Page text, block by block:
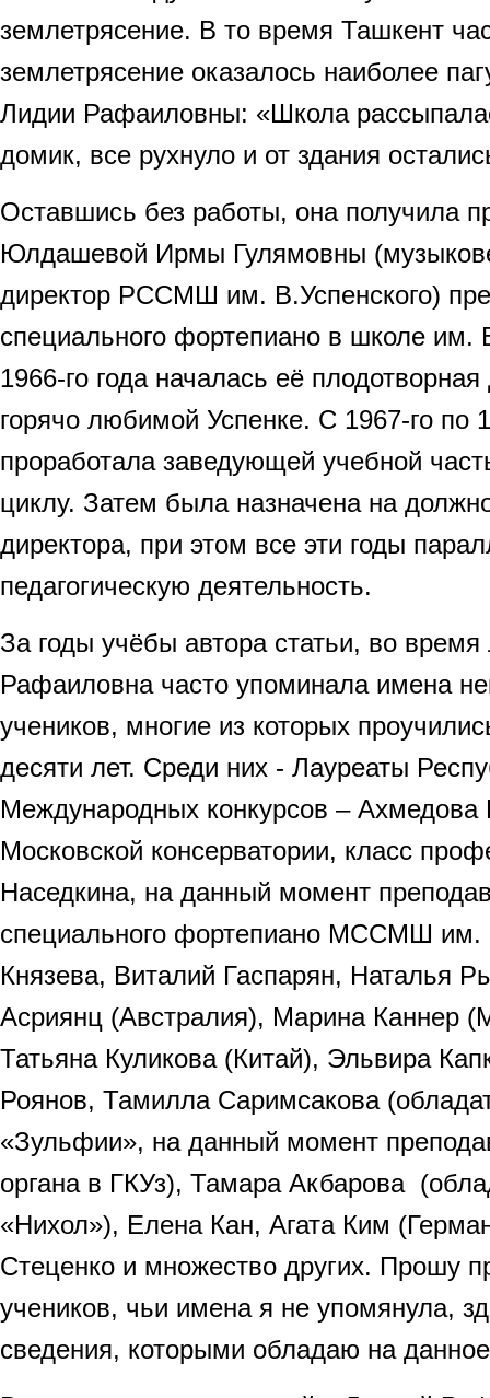
землетрясение. В то время Ташкент
землетрясение оказалось наиболее
Лидии Рафаиловны: «Школа
домик, все рухнуло и от здания
Оставшись без работы, она получила
Юлдашевой Ирмы Гулямовны
директор РССМШ им. В.Успенского)
специального фортепиано в школе им.
1966-го года началась её
горячо любимой Успенке. С 1967-го по
проработала заведующей учебной
циклу. Затем была назначена на
директора, при этом все эти годы
педагогическую деятельность.
За годы учёбы автора статьи, во
Рафаиловна часто упоминала имена
учеников, многие из которых
десяти лет. Среди них - Лауреаты
Международных конкурсов – Ахмедова
Московской консерватории, класс
Наседкина, на данный момент
специального фортепиано МССМШ им.
Князева, Виталий Гаспарян, Наталья
Асриянц (Австралия), Марина Каннер
Татьяна Куликова (Китай), Эльвира
Роянов, Тамилла Саримсакова
«Зульфии», на данный момент
органа в ГКУз), Тамара Акбарова
«Нихол»), Елена Кан, Агата Ким
Стеценко и множество других. Прошу
учеников, чьи имена я не упомянула,
сведения, которыми обладаю на